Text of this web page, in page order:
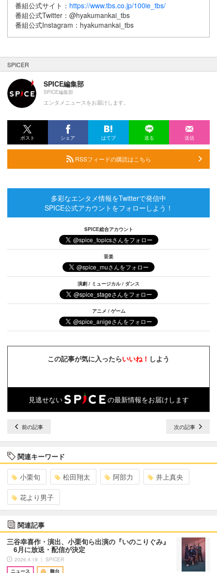
番組公式サイト： https://www.tbs.co.jp/100ie_tbs/
番組公式Twitter：@hyakumankai_tbs
番組公式Instagram：hyakumankai_tbs
SPICER
SPICE編集部
SPICE編集部
エンタメニュースをお届けします。
ポスト シェア はてブ 送る 送信
RSSフィードの購読はこちら
多彩なエンタメ情報をTwitterで発信中
SPICE公式アカウントをフォローしよう！
SPICE総合アカウント
音楽
演劇 / ミュージカル / ダンス
アニメ / ゲーム
この記事が気に入ったらいいね！ しよう
見逃せない の最新情報をお届けします
前の記事 次の記事
関連キーワード
小栗旬 松田翔太 阿部力 井上真央
花より男子
関連記事
三谷幸喜作・演出、小栗旬ら出演の『いのこりぐみ』
6月に放送・配信が決定
2026.4.18 ｜ SPICER
ニュース
舞台